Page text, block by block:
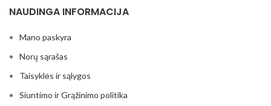
NAUDINGA INFORMACIJA
Mano paskyra
Norų sąrašas
Taisyklės ir sąlygos
Siuntimo ir Grąžinimo politika